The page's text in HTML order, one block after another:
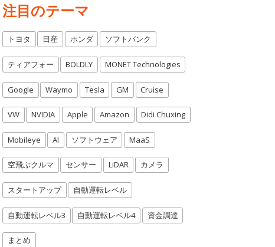
注目のテーマ
トヨタ 日産 ホンダ ソフトバンク
ティアフォー BOLDLY MONET Technologies
Google Waymo Tesla GM Cruise
VW NVIDIA Apple Amazon Didi Chuxing
Mobileye AI ソフトウェア MaaS
空飛ぶクルマ センサー LiDAR カメラ
スタートアップ 自動運転レベル
自動運転レベル3 自動運転レベル4 資金調達
まとめ